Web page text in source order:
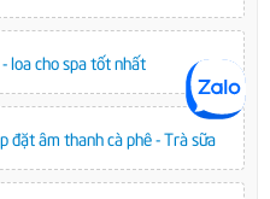
loa cho spa tốt nhất
đặt âm thanh cà phê - Trà sữa